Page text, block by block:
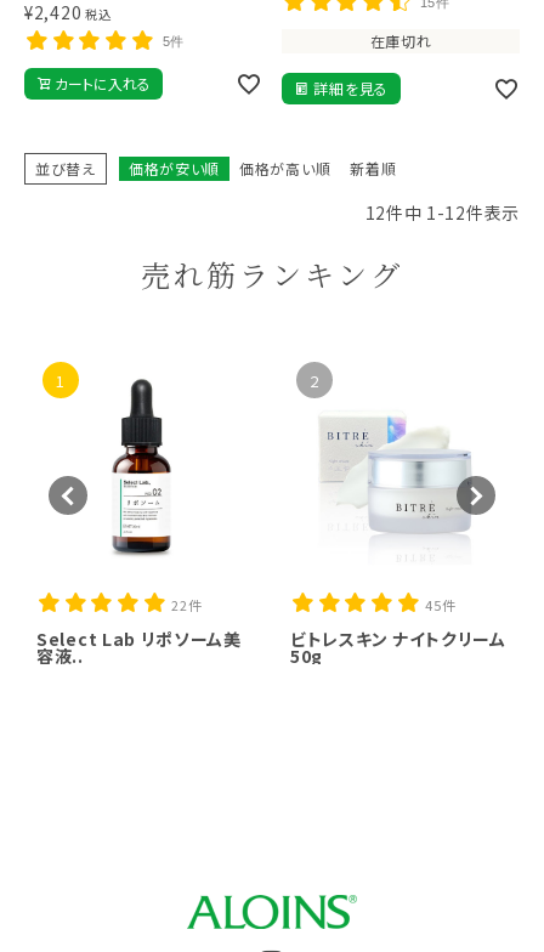
¥2,420 税込
5件
カートに入れる
在庫切れ
詳細を見る
並び替え 価格が安い順 価格が高い順 新着順
12件中 1-12件表示
売れ筋ランキング
1
22件
Select Lab リポソーム美
容液..
2
45件
ビトレスキン ナイトクリーム
50g